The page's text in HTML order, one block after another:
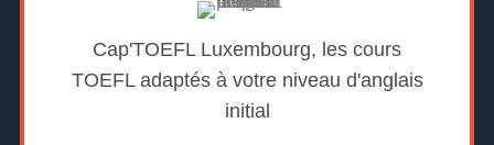
Cap'TOEFL Luxembourg, les cours
TOEFL adaptés à votre niveau d'anglais
initial